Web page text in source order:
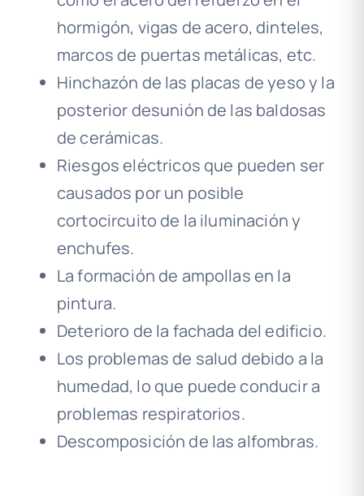
hormigón, vigas de acero, dinteles,
marcos de puertas metálicas, etc.
Hinchazón de las placas de yeso y la
posterior desunión de las baldosas
de cerámicas.
Riesgos eléctricos que pueden ser
causados por un posible
cortocircuito de la iluminación y
enchufes.
La formación de ampollas en la
pintura.
Deterioro de la fachada del edificio.
Los problemas de salud debido a la
humedad, lo que puede conducir a
problemas respiratorios.
Descomposición de las alfombras.